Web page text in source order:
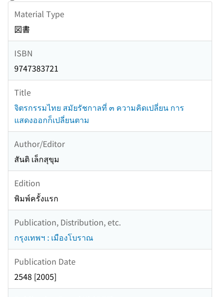
Material Type
図書
ISBN
9747383721
Title
จิตรกรรมไทย สมัยรัชกาลที่ ๓ ความคิดเปลี่ยน การ
แสดงออกก็เปลี่ยนตาม
Author/Editor
สันติ เล็กสุขุม
Edition
พิมพ์ครั้งแรก
Publication, Distribution, etc.
กรุงเทพฯ : เมืองโบราณ
Publication Date
2548 [2005]